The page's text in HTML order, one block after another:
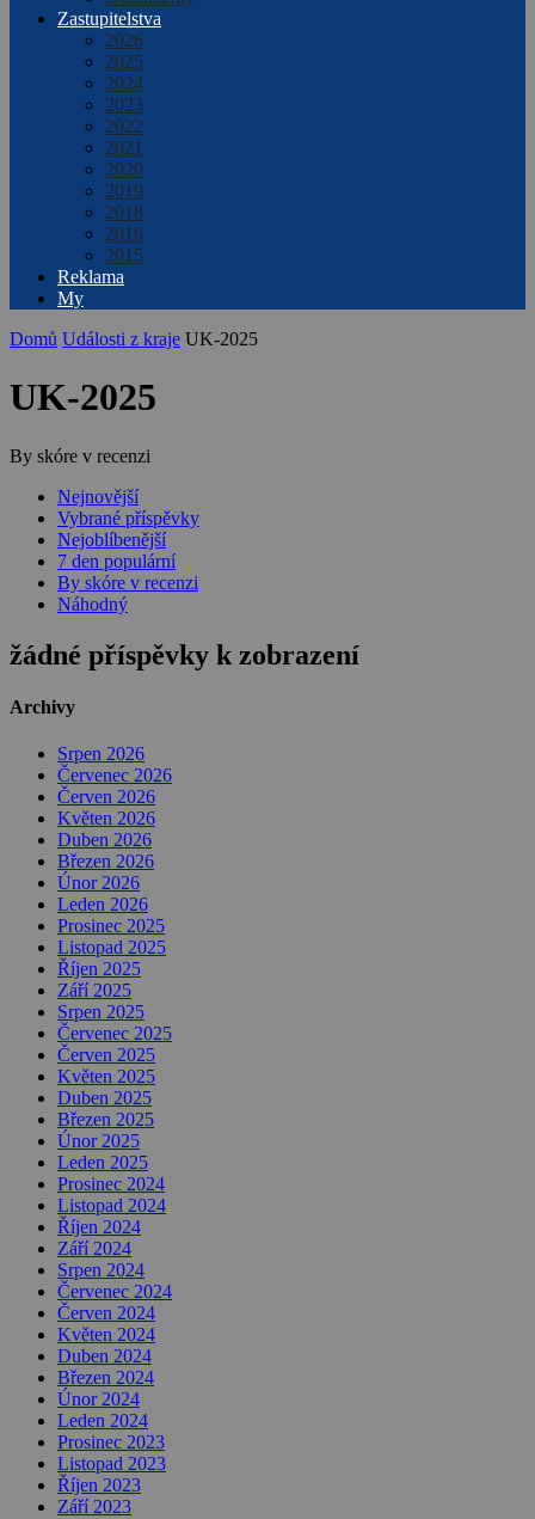
Zastupitelstva
2026
2025
2024
2023
2022
2021
2020
2019
2018
2016
2015
Reklama
My
Domů Události z kraje UK-2025
UK-2025
By skóre v recenzi
Nejnovější
Vybrané příspěvky
Nejoblíbenější
7 den populární
By skóre v recenzi
Náhodný
žádné příspěvky k zobrazení
Archivy
Srpen 2026
Červenec 2026
Červen 2026
Květen 2026
Duben 2026
Březen 2026
Únor 2026
Leden 2026
Prosinec 2025
Listopad 2025
Říjen 2025
Září 2025
Srpen 2025
Červenec 2025
Červen 2025
Květen 2025
Duben 2025
Březen 2025
Únor 2025
Leden 2025
Prosinec 2024
Listopad 2024
Říjen 2024
Září 2024
Srpen 2024
Červenec 2024
Červen 2024
Květen 2024
Duben 2024
Březen 2024
Únor 2024
Leden 2024
Prosinec 2023
Listopad 2023
Říjen 2023
Září 2023